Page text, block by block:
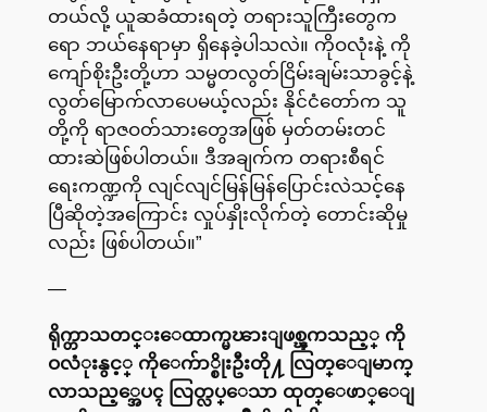
တယ်လို့ ယူဆခံထားရတဲ့ တရားသူကြီးတွေက
ရော ဘယ်နေရာမှာ ရှိနေခဲ့ပါသလဲ။ ကိုဝလုံးနဲ့ ကို
ကျော်စိုးဦးတို့ဟာ သမ္မတလွတ်ငြိမ်းချမ်းသာခွင့်နဲ့
လွတ်မြောက်လာပေမယ့်လည်း နိုင်ငံတော်က သူ
တို့ကို ရာဇဝတ်သားတွေအဖြစ် မှတ်တမ်းတင်
ထားဆဲဖြစ်ပါတယ်။ ဒီအချက်က တရားစီရင်
ရေးကဏ္ဍကို လျင်လျင်မြန်မြန်ပြောင်းလဲသင့်နေ
ပြီဆိုတဲ့အကြောင်း လှုပ်နှိုးလိုက်တဲ့ တောင်းဆိုမှု
လည်း ဖြစ်ပါတယ်။”
—
ရိုက္တာသတင္းေထာက္မၽားျဖစ္ၾကသည့္ ကို
ဝလံုးနွင့္ ကိုေက်ာ္စိုးဦးတို႔ လြတ္ေျမာက္
လာသည့္အေပၚ လြတ္လပ္ေသာ ထုတ္ေဖာ္ေျ